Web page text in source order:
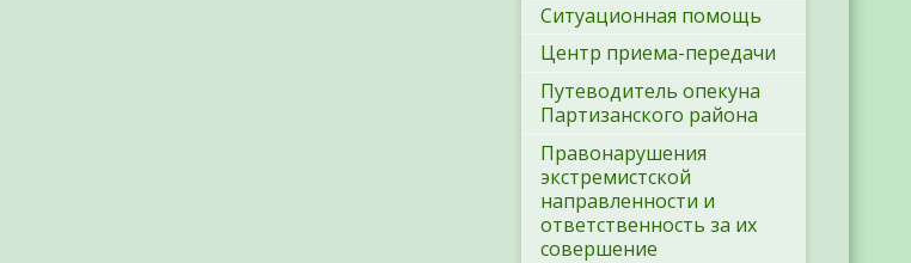
Ситуационная помощь
Центр приема-передачи
Путеводитель опекуна
Партизанского района
Правонарушения
экстремистской
направленности и
ответственность за их
совершение